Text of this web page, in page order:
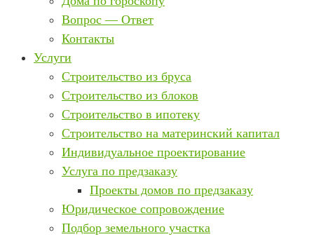
Вопрос — Ответ
Контакты
Услуги
Строительство из бруса
Строительство из блоков
Строительство в ипотеку
Строительство на материнский капитал
Индивидуальное проектирование
Услуга по предзаказу
Проекты домов по предзаказу
Юридическое сопровождение
Подбор земельного участка